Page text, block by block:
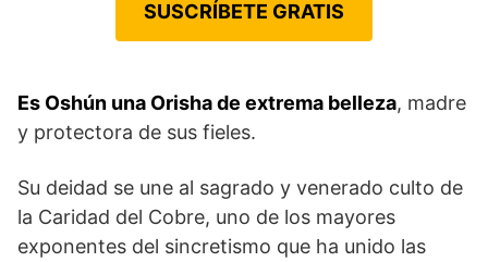
SUSCRÍBETE GRATIS
Es Oshún una Orisha de extrema belleza, madre
y protectora de sus fieles.
Su deidad se une al sagrado y venerado culto de
la Caridad del Cobre, uno de los mayores
exponentes del sincretismo que ha unido las